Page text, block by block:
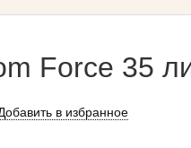
Force 35
в избранное